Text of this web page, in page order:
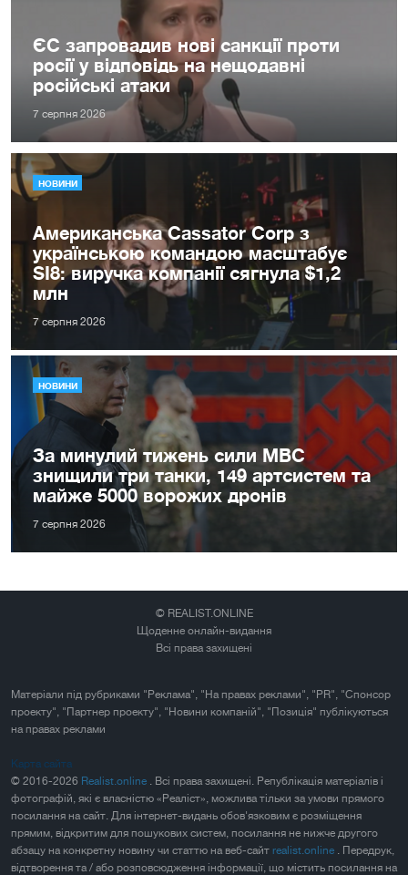
ЄС запровадив нові санкції проти
росії у відповідь на нещодавні
російські атаки
7 серпня 2026
НОВИНИ
Американська Cassator Corp з
українською командою масштабує
SI8: виручка компанії сягнула $1,2
млн
7 серпня 2026
НОВИНИ
За минулий тижень сили МВС
знищили три танки, 149 артсистем та
майже 5000 ворожих дронів
7 серпня 2026
© REALIST.ONLINE
Щоденне онлайн-видання
Всі права захищені
Матеріали під рубриками "Реклама", "На правах реклами", "PR", "Спонсор
проекту", "Партнер проекту", "Новини компаній", "Позиція" публікуються
на правах реклами
Карта сайта
© 2016-2026 Realist.online . Всі права захищені. Републікація матеріалів і
фотографій, які є власністю «Реаліст», можлива тільки за умови прямого
посилання на сайт. Для інтернет-видань обов'язковим є розміщення
прямим, відкритим для пошукових систем, посилання не нижче другого
абзацу на конкретну новину чи статтю на веб-сайт realist.online . Передрук,
відтворення та / або розповсюдження інформації, що містить посилання на